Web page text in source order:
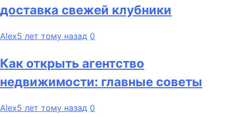
доставка свежей клубники
Alex5 лет тому назад 0
Как открыть агентство
недвижимости: главные советы
Alex5 лет тому назад 0